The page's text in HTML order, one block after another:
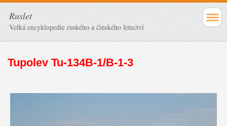
Ruslet
Velká encyklopedie ruského a čínského letectví
Tupolev Tu-134B-1/B-1-3